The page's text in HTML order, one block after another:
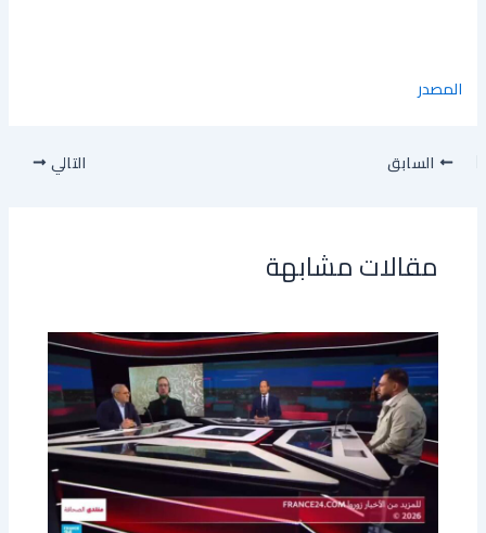
المصدر
السابق التالي
مقالات مشابهة